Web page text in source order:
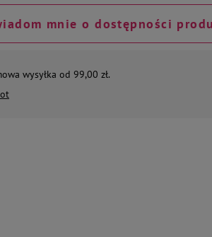
mnie o dostępności
wysyłka od 99,00 zł.